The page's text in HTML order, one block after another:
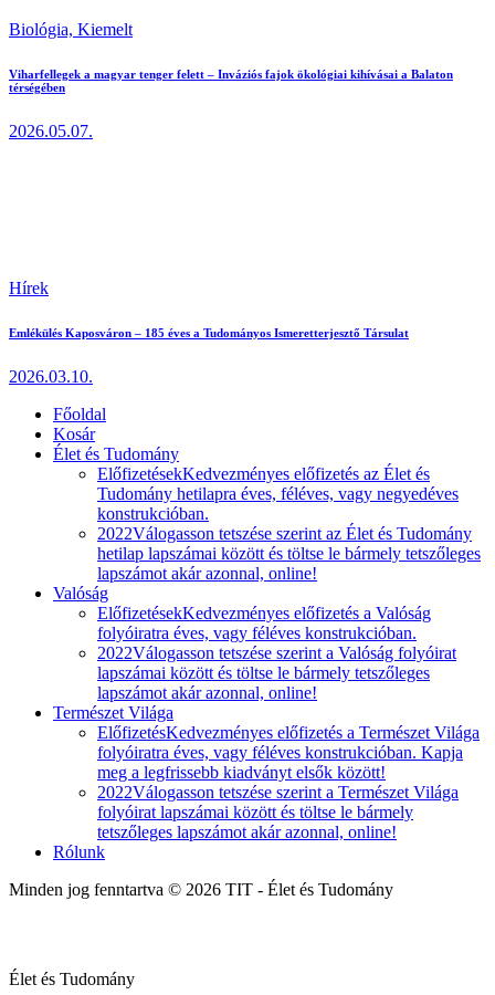
Biológia, Kiemelt
Viharfellegek a magyar tenger felett – Inváziós fajok ökológiai kihívásai a Balaton
térségében
2026.05.07.
Hírek
Emlékülés Kaposváron – 185 éves a Tudományos Ismeretterjesztő Társulat
2026.03.10.
Főoldal
Kosár
Élet és Tudomány
ElőfizetésekKedvezményes előfizetés az Élet és
Tudomány hetilapra éves, féléves, vagy negyedéves
konstrukcióban.
2022Válogasson tetszése szerint az Élet és Tudomány
hetilap lapszámai között és töltse le bármely tetszőleges
lapszámot akár azonnal, online!
Valóság
ElőfizetésekKedvezményes előfizetés a Valóság
folyóiratra éves, vagy féléves konstrukcióban.
2022Válogasson tetszése szerint a Valóság folyóirat
lapszámai között és töltse le bármely tetszőleges
lapszámot akár azonnal, online!
Természet Világa
ElőfizetésKedvezményes előfizetés a Természet Világa
folyóiratra éves, vagy féléves konstrukcióban. Kapja
meg a legfrissebb kiadványt elsők között!
2022Válogasson tetszése szerint a Természet Világa
folyóirat lapszámai között és töltse le bármely
tetszőleges lapszámot akár azonnal, online!
Rólunk
Minden jog fenntartva © 2026 TIT - Élet és Tudomány
Élet és Tudomány